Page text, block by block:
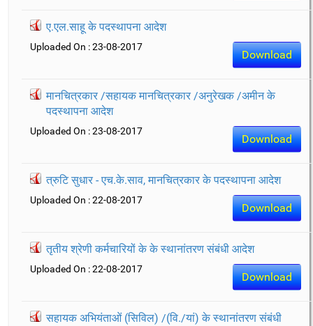
ए.एल.साहू के पदस्थापना आदेश
Download
Uploaded On : 23-08-2017
मानचित्रकार /सहायक मानचित्रकार /अनुरेखक /अमीन के
पदस्थापना आदेश
Download
Uploaded On : 23-08-2017
त्रुटि सुधार - एच.के.साव, मानचित्रकार के पदस्थापना आदेश
Download
Uploaded On : 22-08-2017
तृतीय श्रेणी कर्मचारियों के के स्थानांतरण संबंधी आदेश
Download
Uploaded On : 22-08-2017
सहायक अभियंताओं (सिविल) /(वि./यां) के स्थानांतरण संबंधी